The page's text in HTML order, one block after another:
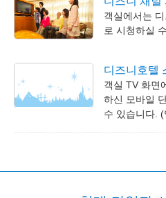
객실에서는
로 시청하실
디즈니호텔
객실 TV 화면
하신 모바일
수 있습니다. (